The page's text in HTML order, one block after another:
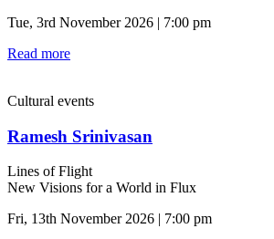
Tue, 3rd November 2026 | 7:00 pm
Read more
Cultural events
Ramesh Srinivasan
Lines of Flight
New Visions for a World in Flux
Fri, 13th November 2026 | 7:00 pm